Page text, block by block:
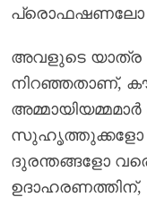
പ്രൊഫഷണലോ
അവളുടെ യാത്ര
നിറഞ്ഞതാണ്,
സുഹൃത്തുക്കളോ
ദുരന്തങ്ങളോ